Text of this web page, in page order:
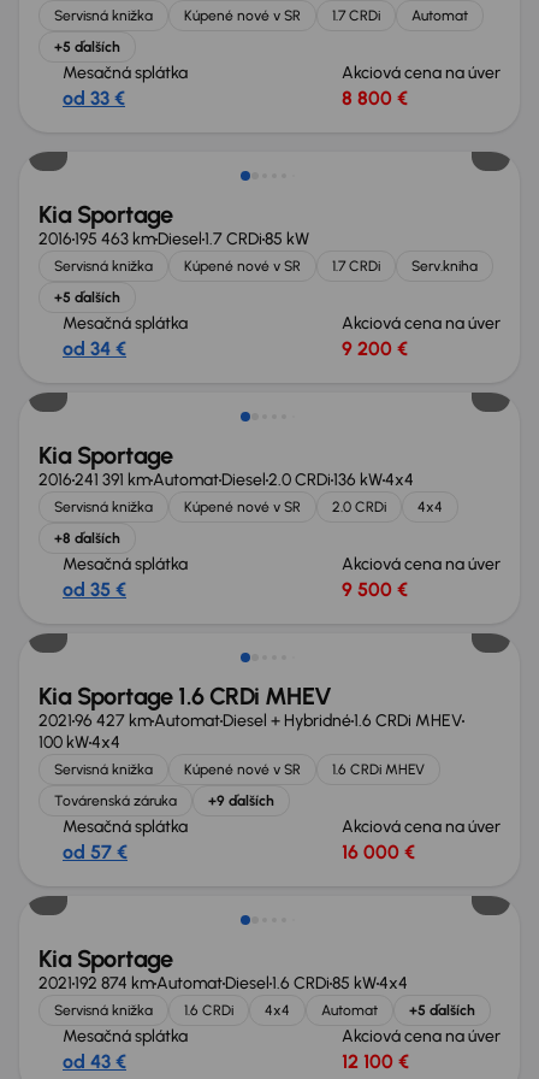
Servisná knižka Kúpené nové v SR 1.7 CRDi
Automat
+5 ďalších
Mesačná splátka
od 33 €
Akciová cena na úver
8 800 €
Kia Sportage
2016195 463 kmDiesel1.7 CRDi85 kW
Servisná knižka Kúpené nové v SR 1.7 CRDi
Serv.kniha
+5 ďalších
Mesačná splátka
od 34 €
Akciová cena na úver
9 200 €
Kia Sportage
2016241 391 kmAutomatDiesel2.0 CRDi136 kW4x4
Servisná knižka Kúpené nové v SR 2.0 CRDi
4x4
+8 ďalších
Mesačná splátka
od 35 €
Akciová cena na úver
9 500 €
Zlacnené o 1 600 €
Kia Sportage 1.6 CRDi MHEV
202196 427 kmAutomatDiesel + Hybridné1.6 CRDi MHEV
100 kW4x4
Servisná knižka Kúpené nové v SR
1.6 CRDi MHEV
Továrenská záruka
+9 ďalších
Mesačná splátka
od 57 €
Akciová cena na úver
16 000 €
Možnosť odpočtu DPH
Kia Sportage
2021192 874 kmAutomatDiesel1.6 CRDi85 kW4x4
Servisná knižka 1.6 CRDi 4x4 Automat +5 ďalších
Mesačná splátka
od 43 €
Akciová cena na úver
12 100 €